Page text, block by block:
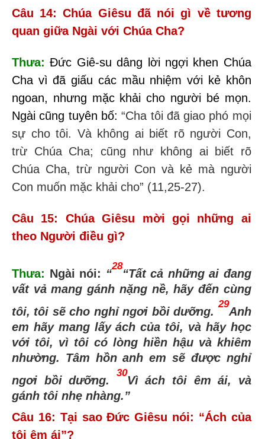
Câu 14: Chúa Giêsu đã nói gì về tương
quan giữa Ngài với Chúa Cha?
Thưa: Đức Giê-su dâng lời ngợi khen Chúa
Cha vì đã giấu các mầu nhiệm với kẻ khôn
ngoan, nhưng mặc khải cho người bé mọn.
Ngài cũng tuyên bố:“Cha tôi đã giao phó mọi
sự cho tôi. Và không ai biết rõ người Con,
trừ Chúa Cha; cũng như không ai biết rõ
Chúa Cha, trừ người Con và kẻ mà người
Con muốn mặc khải cho” (11,25-27).
Câu 15: Chúa Giêsu mời gọi những ai
theo Người điều gì?
Thưa: Ngài nói: “
28
“Tất cả những ai đang
vất vả mang gánh nặng nề, hãy đến cùng
tôi, tôi sẽ cho nghỉ ngơi bồi dưỡng.
29
Anh
em hãy mang lấy ách của tôi, và hãy học
với tôi, vì tôi có lòng hiền hậu và khiêm
nhường. Tâm hồn anh em sẽ được nghỉ
ngơi bồi dưỡng.
30
Vì ách tôi êm ái, và
gánh tôi nhẹ nhàng.”
Câu 16: Tại sao Đức Giêsu nói: “Ách của
tôi êm ái”?